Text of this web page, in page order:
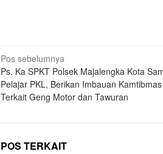
Navigasi
pos
Pos sebelumnya
Ps. Ka SPKT Polsek Majalengka Kota
Pelajar PKL, Berikan Imbauan Kamtibmas
Terkait Geng Motor dan Tawuran
POS TERKAIT